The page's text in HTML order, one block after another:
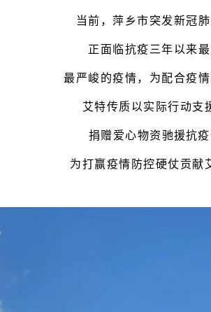
当前，萍乡市突发新冠肺
正面临抗疫三年以来最
最严峻的疫情，为配合疫情
艾特传质以实际行动支
捐赠爱心物资驰援抗疫
为打赢疫情防控硬仗贡献